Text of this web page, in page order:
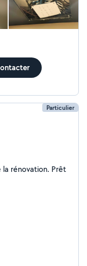
!
Particulier
la rénovation. Prêt